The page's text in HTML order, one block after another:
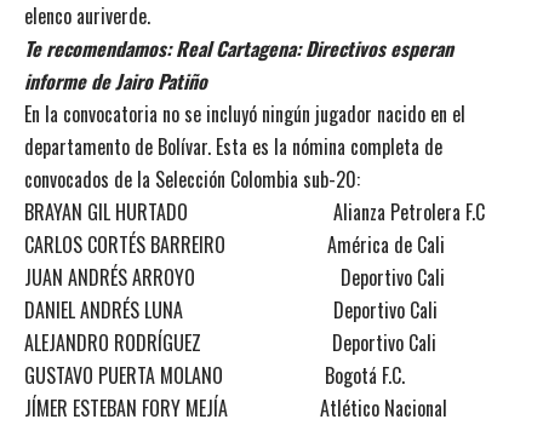
elenco auriverde.
Te recomendamos:Real Cartagena: Directivos esperan
informe de Jairo Patiño
En la convocatoria no se incluyó ningún jugador nacido en el
departamento de Bolívar. Esta es la nómina completa de
convocados de la Selección Colombia sub-20:
BRAYAN GIL HURTADO Alianza Petrolera F.C
CARLOS CORTÉS BARREIRO América de Cali
JUAN ANDRÉS ARROYO Deportivo Cali
DANIEL ANDRÉS LUNA Deportivo Cali
ALEJANDRO RODRÍGUEZ Deportivo Cali
GUSTAVO PUERTA MOLANO Bogotá F.C.
JÍMER ESTEBAN FORY MEJÍA Atlético Nacional